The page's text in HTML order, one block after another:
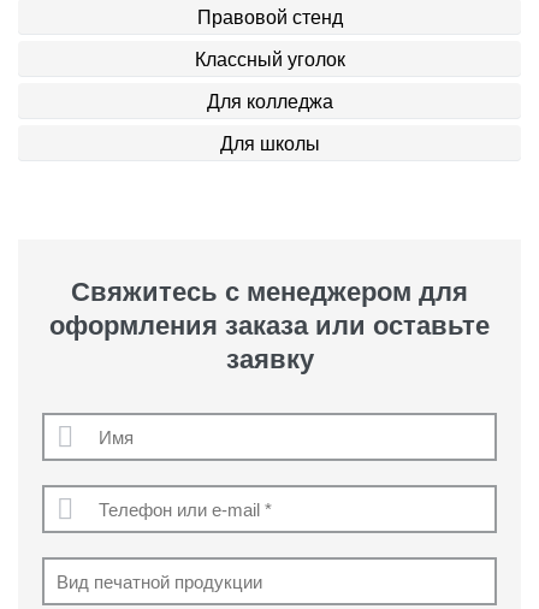
Правовой стенд
Классный уголок
Для колледжа
Для школы
Свяжитесь с менеджером для
оформления заказа или оставьте
заявку